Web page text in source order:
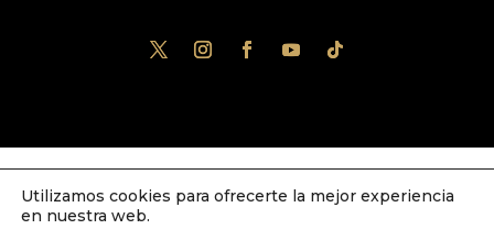
Diseñado poriNova Cloud. Una empresa
Utilizamos cookies para ofrecerte la mejor experiencia
en nuestra web.